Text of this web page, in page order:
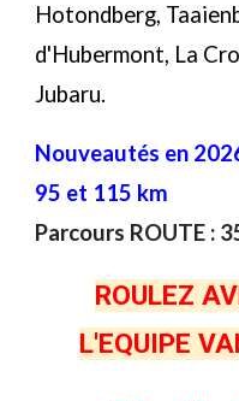
Hotondberg,
d'Hubermont, La
Jubaru.
Nouveautés en
95 et 115 km
Parcours ROUTE :
ROULEZ
L'EQUIPE